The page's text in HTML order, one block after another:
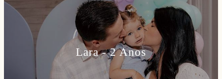
Lara - 2 Anos